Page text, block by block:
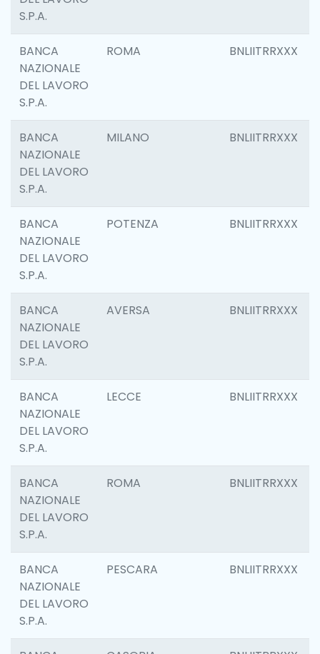
S.P.A.
BANCA
NAZIONALE
DEL LAVORO
S.P.A.
ROMA BNLIITRRXXX
BANCA
NAZIONALE
DEL LAVORO
S.P.A.
MILANO BNLIITRRXXX
BANCA
NAZIONALE
DEL LAVORO
S.P.A.
POTENZA BNLIITRRXXX
BANCA
NAZIONALE
DEL LAVORO
S.P.A.
AVERSA BNLIITRRXXX
BANCA
NAZIONALE
DEL LAVORO
S.P.A.
LECCE BNLIITRRXXX
BANCA
NAZIONALE
DEL LAVORO
S.P.A.
ROMA BNLIITRRXXX
BANCA
NAZIONALE
DEL LAVORO
S.P.A.
PESCARA BNLIITRRXXX